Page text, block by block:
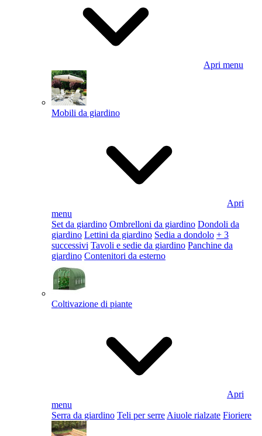
Apri menu
Mobili da giardino
Apri
menu
Set da giardino Ombrelloni da giardino Dondoli da
giardino Lettini da giardino Sedia a dondolo + 3
successivi Tavoli e sedie da giardino Panchine da
giardino Contenitori da esterno
Coltivazione di piante
Apri
menu
Serra da giardino Teli per serre Aiuole rialzate Fioriere